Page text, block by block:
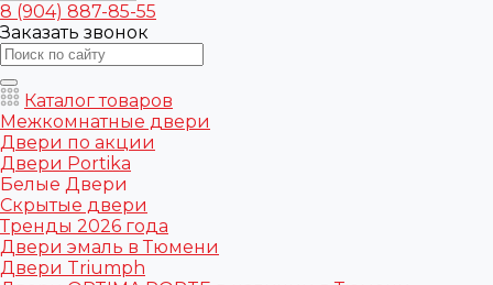
8 (904) 887-85-55
Заказать звонок
Каталог товаров
Межкомнатные двери
Двери по акции
Двери Portika
Белые Двери
Скрытые двери
Тренды 2026 года
Двери эмаль в Тюмени
Двери Triumph